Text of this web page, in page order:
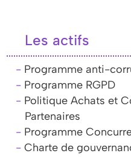
Les actifs
Programme anti-
Programme RGPD
Politique Achats et
Partenaires
Programme
Charte de